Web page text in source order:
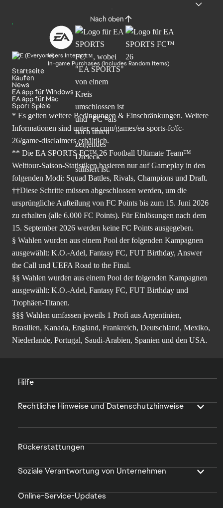
Nach oben
Users Interact
In-game Purchases (Includes Random Items)
Startseite
Kaufen
News
EA app für Windows
EA app für Mac
Sport Spiele
* Es gelten weitere Bedingungen & Einschränkungen. Weitere
Informationen sind unterea.com/games/ea-sports-fc/fc-
26/game-disclaimers erhältlich.
** Die EA SPORTS FC™ 26 Football Ultimate Team™
Welttour-Saison-Statistiken basieren nur auf Gameplay in den
folgenden Modi: Squad Battles, Rivals, Champions und Draft.
††Diese Schritte müssen abgeschlossen werden, um die
ursprüngliche Aufteilung von FC Points bis zum 15. Juni 2026
zu erhalten (alle 6.000 FC Points). Für Einlösungen nach dem
15. September 2026 werden keine FC Points ausgegeben.
§ Wahlen wurden aus einem Pool der folgenden Kampagnen
ausgewählt: K.O.-Adel, Fantasy FC, FUT Birthday, Answer
the Call und UEFA Road to the Final.
§§ Wahlen wurden aus einem Pool der folgenden Kampagnen
ausgewählt: K.O.-Adel, Fantasy FC, FUT Birthday und
Trophäen-Titanen.
§§§ Wahlen umfassen jeweils 1 Profi aus Argentinien,
Brasilien, Kanada, England, Frankreich, Deutschland, Mexiko,
Niederlande, Portugal, Saudi-Arabien, Spanien und den USA.
Hilfe
Rechtliche Hinweise und Datenschutzhinweise
Rückerstattungen
Soziale Verantwortung von Unternehmen
Online-Service-Updates